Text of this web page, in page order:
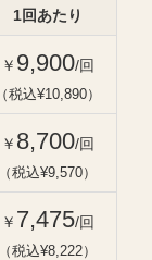
1回あたり
￥ 9,900/回
（税込¥10,890）
￥ 8,700/回
（税込¥9,570）
￥ 7,475/回
（税込¥8,222）